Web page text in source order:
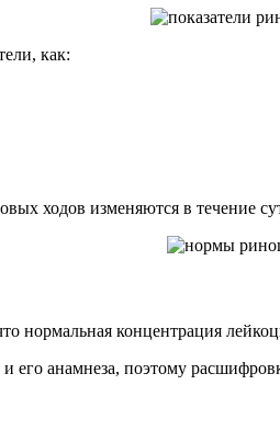
как:
ходов изменяются в течение
концентрация
его анамнеза, поэтому